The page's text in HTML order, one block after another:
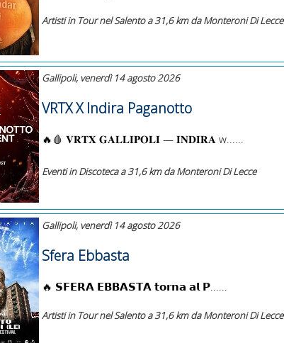
Artisti in Tour nel Salento a 31,6 km da Monteroni Di Lecce
Gallipoli, venerdì 14 agosto 2026
VRTX X Indira Paganotto
🔥🩸 𝐕𝐑𝐓𝐗 𝐆𝐀𝐋𝐋𝐈𝐏𝐎𝐋𝐈 — 𝐈𝐍𝐃𝐈𝐑𝐀 w......
Eventi in Discoteca a 31,6 km da Monteroni Di Lecce
Gallipoli, venerdì 14 agosto 2026
Sfera Ebbasta
🔥 𝗦𝗙𝗘𝗥𝗔 𝗘𝗕𝗕𝗔𝗦𝗧𝗔 𝘁𝗼𝗿𝗻𝗮 𝗮𝗹 𝗣ҳ......
Artisti in Tour nel Salento a 31,6 km da Monteroni Di Lecce